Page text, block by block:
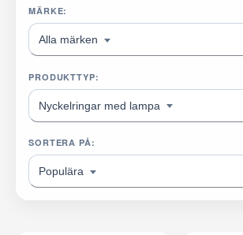
MÄRKE:
Alla märken
PRODUKTTYP:
Nyckelringar med lampa
SORTERA PÅ:
Populära